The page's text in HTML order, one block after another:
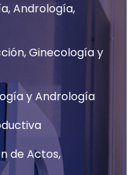
Andrología,
Ginecología y
y Andrología
de Actos,